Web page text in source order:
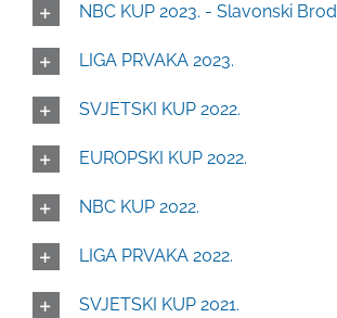
NBC KUP 2023. - Slavonski Brod
LIGA PRVAKA 2023.
SVJETSKI KUP 2022.
EUROPSKI KUP 2022.
NBC KUP 2022.
LIGA PRVAKA 2022.
SVJETSKI KUP 2021.